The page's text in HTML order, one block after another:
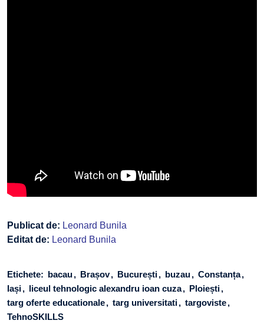
Publicat de: Leonard Bunila
Editat de: Leonard Bunila
Etichete: bacau Brașov București buzau Constanța
Iași liceul tehnologic alexandru ioan cuza Ploiești
targ oferte educationale targ universitati targoviste
TehnoSKILLS